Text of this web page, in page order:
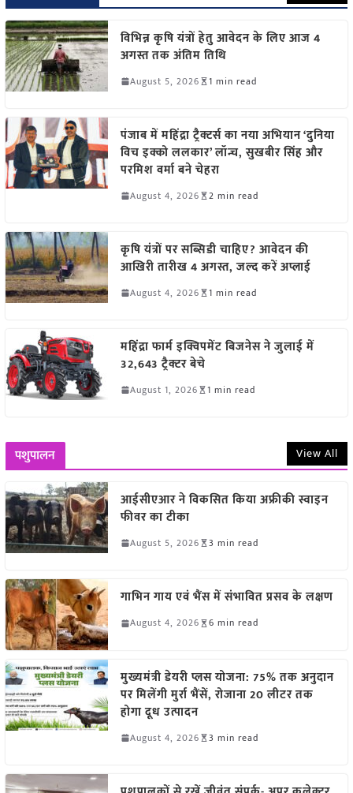
विभिन्न कृषि यंत्रों हेतु आवेदन के लिए आज 4
अगस्त तक अंतिम तिथि
August 5, 2026 1 min read
पंजाब में महिंद्रा ट्रैक्टर्स का नया अभियान ‘दुनिया
विच इक्को ललकार’ लॉन्च, सुखबीर सिंह और
परमिश वर्मा बने चेहरा
August 4, 2026 2 min read
कृषि यंत्रों पर सब्सिडी चाहिए? आवेदन की
आखिरी तारीख 4 अगस्त, जल्द करें अप्लाई
August 4, 2026 1 min read
महिंद्रा फार्म इक्विपमेंट बिजनेस ने जुलाई में
32,643 ट्रैक्टर बेचे
August 1, 2026 1 min read
पशुपालन View All
आईसीएआर ने विकसित किया अफ्रीकी स्वाइन
फीवर का टीका
August 5, 2026 3 min read
गाभिन गाय एवं भैंस में संभावित प्रसव के लक्षण
August 4, 2026 6 min read
मुख्यमंत्री डेयरी प्लस योजना: 75% तक अनुदान
पर मिलेंगी मुर्रा भैंसें, रोजाना 20 लीटर तक
होगा दूध उत्पादन
August 4, 2026 3 min read